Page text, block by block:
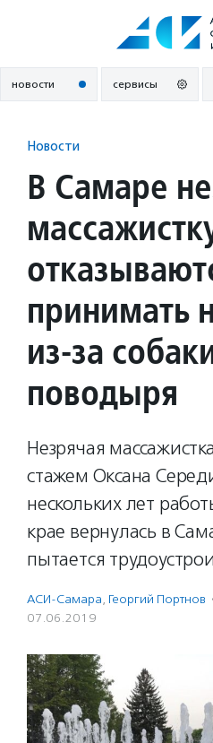
новости сервисы
Новости
В Самаре
принимать
из-за
поводыря
Незрячая
стажем Оксана
нескольких лет
крае вернулась в
пытается
АСИ-Самара, Георгий Портнов
07.06.2019